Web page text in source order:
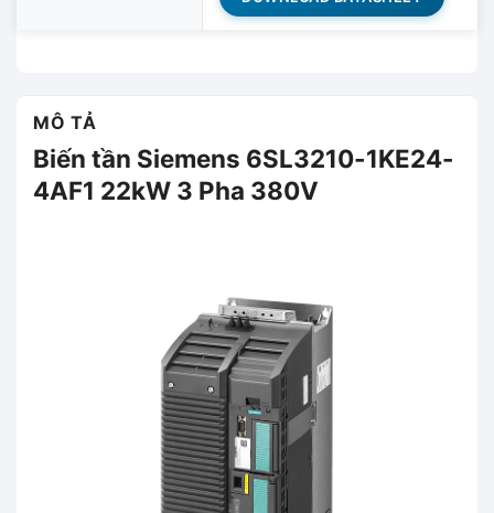
MÔ TẢ
Biến tần Siemens 6SL3210-1KE24-
4AF1 22kW 3 Pha 380V